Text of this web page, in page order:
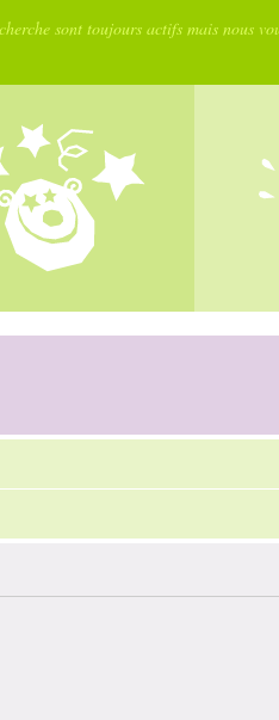
sont toujours actifs mais nous